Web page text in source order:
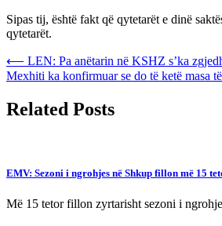
Sipas tij, është fakt që qytetarët e dinë
qytetarët.
Post
navigation
⟵ LEN: Pa anëtarin në KSHZ s’ka
Mexhiti ka konfirmuar se do të ketë masa
Related Posts
EMV: Sezoni i ngrohjes në Shkup fillon më 15
Më 15 tetor fillon zyrtarisht sezoni i